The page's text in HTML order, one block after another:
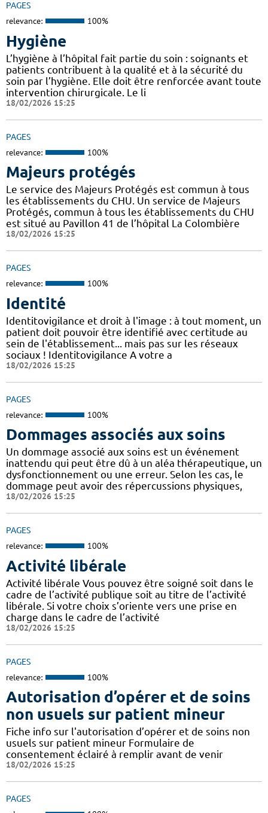
PAGES
relevance: 100%
Hygiène
L’hygiène à l’hôpital fait partie du soin : soignants et
patients contribuent à la qualité et à la sécurité du
soin par l’hygiène. Elle doit être renforcée avant toute
intervention chirurgicale. Le li
18/02/2026 15:25
PAGES
relevance: 100%
Majeurs protégés
Le service des Majeurs Protégés est commun à tous
les établissements du CHU. Un service de Majeurs
Protégés, commun à tous les établissements du CHU
est situé au Pavillon 41 de l’hôpital La Colombière
18/02/2026 15:25
PAGES
relevance: 100%
Identité
Identitovigilance et droit à l'image : à tout moment, un
patient doit pouvoir être identifié avec certitude au
sein de l'établissement... mais pas sur les réseaux
sociaux ! Identitovigilance A votre a
18/02/2026 15:25
PAGES
relevance: 100%
Dommages associés aux soins
Un dommage associé aux soins est un événement
inattendu qui peut être dû à un aléa thérapeutique, un
dysfonctionnement ou une erreur. Selon les cas, le
dommage peut avoir des répercussions physiques,
18/02/2026 15:25
PAGES
relevance: 100%
Activité libérale
Activité libérale Vous pouvez être soigné soit dans le
cadre de l’activité publique soit au titre de l’activité
libérale. Si votre choix s’oriente vers une prise en
charge dans le cadre de l’activité
18/02/2026 15:25
PAGES
relevance: 100%
Autorisation d’opérer et de soins
non usuels sur patient mineur
Fiche info sur l'autorisation d’opérer et de soins non
usuels sur patient mineur Formulaire de
consentement éclairé à remplir avant de venir
18/02/2026 15:25
PAGES